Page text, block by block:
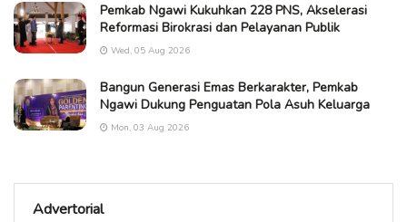
Pemkab Ngawi Kukuhkan 228 PNS, Akselerasi
Reformasi Birokrasi dan Pelayanan Publik
Wed, 05 Aug 2026
Bangun Generasi Emas Berkarakter, Pemkab
Ngawi Dukung Penguatan Pola Asuh Keluarga
Mon, 03 Aug 2026
Advertorial